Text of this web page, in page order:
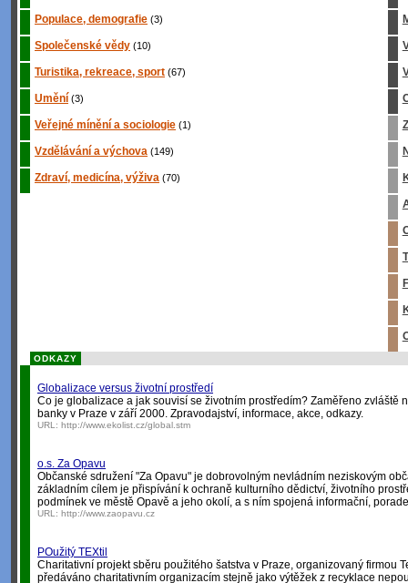
Populace, demografie (3)
Společenské vědy (10)
Turistika, rekreace, sport (67)
Umění (3)
Veřejné mínění a sociologie (1)
Vzdělávání a výchova (149)
Zdraví, medicína, výživa (70)
ODKAZY
Globalizace versus životní prostředí
Co je globalizace a jak souvisí se životním prostředím? Zaměřeno zvláště
banky v Praze v září 2000. Zpravodajství, informace, akce, odkazy.
URL: http://www.ekolist.cz/global.stm
o.s. Za Opavu
Občanské sdružení "Za Opavu" je dobrovolným nevládním neziskovým
základním cílem je přispívání k ochraně kulturního dědictví, životního
podmínek ve městě Opavě a jeho okolí, a s ním spojená informační,
URL: http://www.zaopavu.cz
POužitý TEXtil
Charitativní projekt sběru použitého šatstva v Praze, organizovaný firmou
předáváno charitativním organizacím stejně jako výtěžek z recyklace